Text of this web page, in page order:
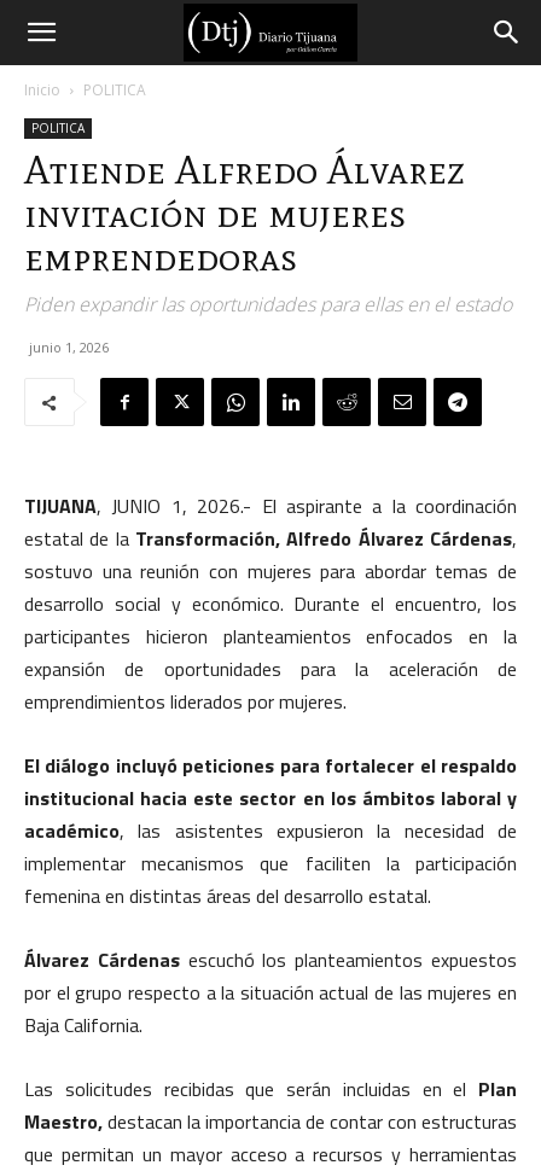
Diario
Tijuana
Inicio POLITICA
POLITICA
Atiende Alfredo Álvarez
invitación de mujeres
emprendedoras
Piden expandir las oportunidades para ellas en el estado
junio 1, 2026
TIJUANA, JUNIO 1, 2026.- El aspirante a la coordinación
estatal de la Transformación, Alfredo Álvarez Cárdenas,
sostuvo una reunión con mujeres para abordar temas de
desarrollo social y económico. Durante el encuentro, los
participantes hicieron planteamientos enfocados en la
expansión de oportunidades para la aceleración de
emprendimientos liderados por mujeres.
El diálogo incluyó peticiones para fortalecer el respaldo
institucional hacia este sector en los ámbitos laboral y
académico, las asistentes expusieron la necesidad de
implementar mecanismos que faciliten la participación
femenina en distintas áreas del desarrollo estatal.
Álvarez Cárdenasescuchó los planteamientos expuestos
por el grupo respecto a la situación actual de las mujeres en
Baja California.
Las solicitudes recibidas que serán incluidas en el Plan
Maestro,destacan la importancia de contar con estructuras
que permitan un mayor acceso a recursos y herramientas